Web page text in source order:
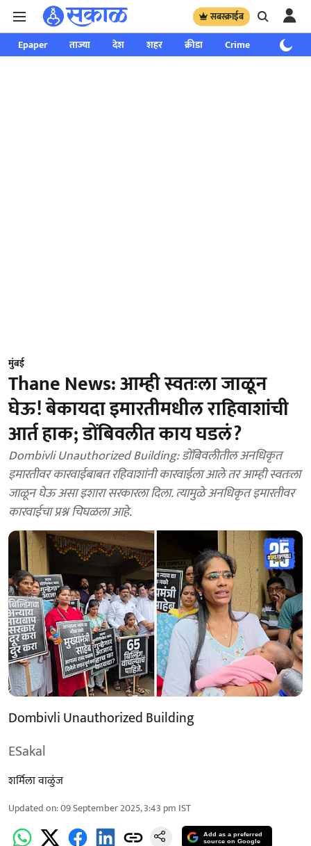
सबस्क्राईब
Epaper ताज्या देश शहर क्रीडा Crime साप्ताहिक
मुंबई
Thane News: आम्ही स्वतःला जाळून
घेऊ! बेकायदा इमारतीमधील राहिवाशांची
आर्त हाक; डोंबिवलीत काय घडलं?
Dombivli Unauthorized Building: डोंबिवलीतील अनधिकृत
इमारतीवर कारवाईबाबत रहिवाशांनी कारवाईला आले तर आम्ही स्वतःला
जाळून घेऊ असा इशारा सरकारला दिला. त्यामुळे अनधिकृत इमारतीवर
कारवाईचा प्रश्न चिघळला आहे.
Dombivli Unauthorized Building
ESakal
शर्मिला वाळुंज
Updated on:09 September 2025, 3:43 pm IST
Add as a preferred
source on Google